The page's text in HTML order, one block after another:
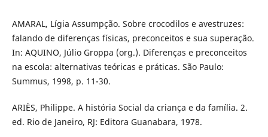
AMARAL, Lígia Assumpção. Sobre crocodilos e avestruzes:
falando de diferenças físicas, preconceitos e sua superação.
In: AQUINO, Júlio Groppa (org.). Diferenças e preconceitos
na escola: alternativas teóricas e práticas. São Paulo:
Summus, 1998, p. 11-30.
ARIÈS, Philippe. A história Social da criança e da família. 2.
ed. Rio de Janeiro, RJ: Editora Guanabara, 1978.